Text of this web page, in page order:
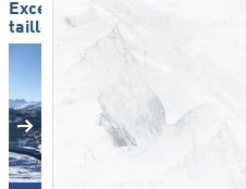
Excellente
taille de domaine skiable